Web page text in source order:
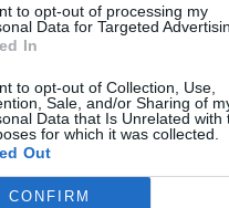
to opt-out of processing my
Data for Targeted
In
to opt-out of Collection, Use,
Sale, and/or Sharing of
Data that Is Unrelated with
for which it was collected.
Out
CONFIRM
forumtrådarna
inlägget avMickeEng för 12
kör HEV eller PHEV ? är
inlägget av